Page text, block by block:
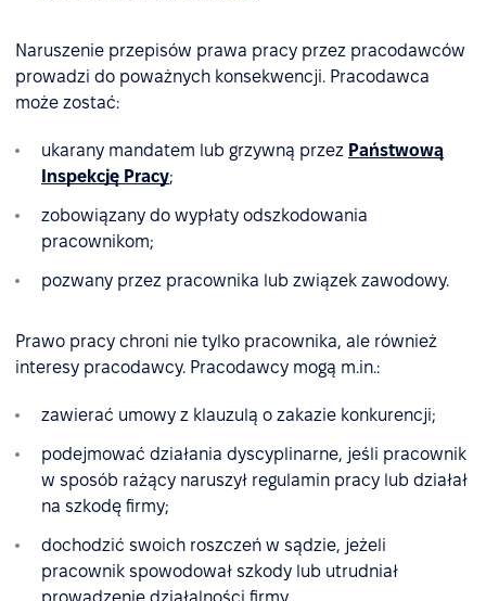
Naruszenie przepisów prawa pracy przez pracodawców
prowadzi do poważnych konsekwencji. Pracodawca
może zostać:
ukarany mandatem lub grzywną przez Państwową
Inspekcję Pracy;
zobowiązany do wypłaty odszkodowania
pracownikom;
pozwany przez pracownika lub związek zawodowy.
Prawo pracy chroni nie tylko pracownika, ale również
interesy pracodawcy. Pracodawcy mogą m.in.:
zawierać umowy z klauzulą o zakazie konkurencji;
podejmować działania dyscyplinarne, jeśli pracownik
w sposób rażący naruszył regulamin pracy lub działał
na szkodę firmy;
dochodzić swoich roszczeń w sądzie, jeżeli
pracownik spowodował szkody lub utrudniał
prowadzenie działalności firmy.